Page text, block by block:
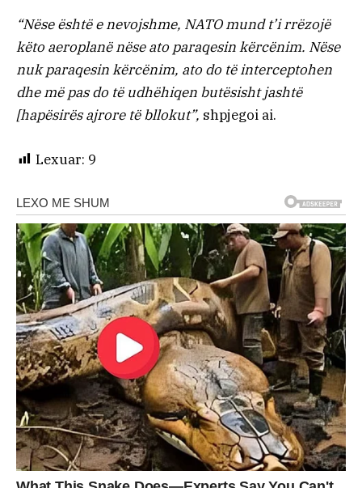
“Nëse është e nevojshme, NATO mund t’i rrëzojë
këto aeroplanë nëse ato paraqesin kërcënim. Nëse
nuk paraqesin kërcënim, ato do të interceptohen
dhe më pas do të udhëhiqen butësisht jashtë
[hapësirës ajrore të bllokut”, shpjegoi ai.
Lexuar: 9